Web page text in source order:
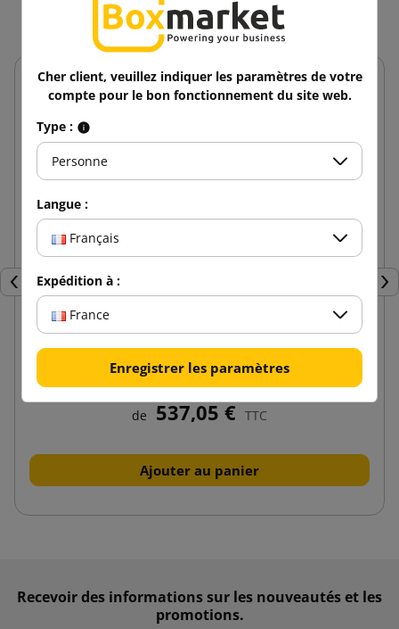
Précédent
Ensemble pour serrer les bandes PP 12mm ZN12
de 537,05 € TTC
Ajouter au panier
Recevoir des informations sur les nouveautés et les
promotions.
Cher client, veuillez indiquer les paramètres de votre
compte pour le bon fonctionnement du site web.
Type :
Personne
Langue :
Français
Expédition à :
France
Enregistrer les paramètres